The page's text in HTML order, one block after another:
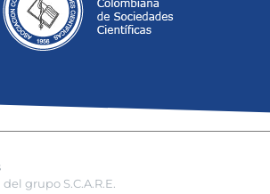
grupo S.C.A.R.E.